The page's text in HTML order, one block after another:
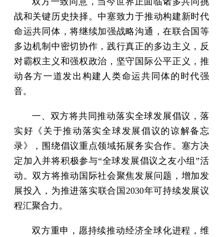
战和关键历史抉择。中塞致力于推动构建新时代
命运共同体，将继续加强战略沟通，在联合国等
多边机制中密切协作，践行真正的多边主义，反
对霸权主义和强权政治，坚守国际公平正义，推
动各方一道发出构建人类命运共同体的时代强
音。
一、双方将共同推动落实全球发展倡议，落
实好《关于推动落实全球发展倡议的谅解备忘
录》，围绕倡议重点领域拓展务实合作。塞方决
定加入并将积极参与“全球发展倡议之友小组”活
动。双方将推动国际社会聚焦发展问题，增加发
展投入，为推进落实联合国2030年可持续发展议
程汇聚合力。
双方重申，愿持续推动经济全球化进程，维